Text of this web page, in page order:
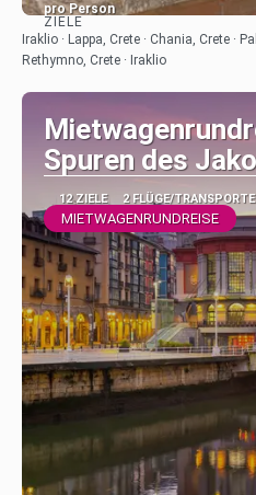
pro Person
ZIELE
Iraklio · Lappa, Crete · Chania, Crete ·
Rethymno, Crete · Iraklio
Spuren des
12 ZIELE 2 FLÜGE/TRANSPORTE
MIETWAGENRUNDREISE